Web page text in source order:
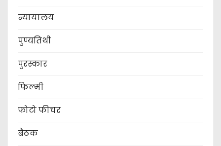
न्यायालय
पुण्यतिथी
पुरस्कार
फिल्मी
फोटो फीचर
बैठक